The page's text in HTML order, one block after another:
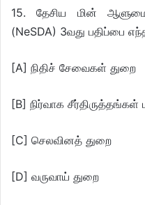
15. தேசிய மின்
(NeSDA) 3வது பதிப்பை
[A] நிதிச் சேவைகள் துறை
[B] நிர்வாக சீர்திருத்தங்கள்
[C] செலவினத் துறை
[D] வருவாய் துறை